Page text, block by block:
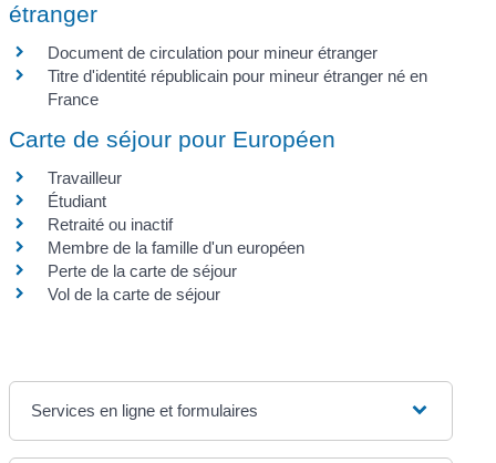
étranger
Document de circulation pour mineur étranger
Titre d'identité républicain pour mineur étranger né en
France
Carte de séjour pour Européen
Travailleur
Étudiant
Retraité ou inactif
Membre de la famille d'un européen
Perte de la carte de séjour
Vol de la carte de séjour
Services en ligne et formulaires